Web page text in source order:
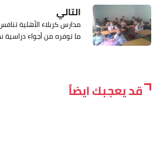
التالي
مدارس كربلاء الأهلية
ما توفره من أجواء دراسية
قد يعجبك ايضاً